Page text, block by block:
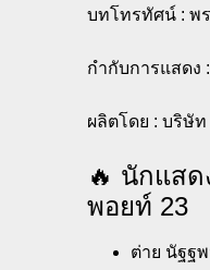
บทโทรทัศน์ :
กำกับการแสด
ผลิตโดย : บริษัท
️🔥 นักแสด
พอยท์ 23
ต่าย นัฐฐ